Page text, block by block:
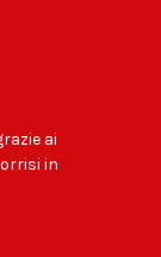
ai
in